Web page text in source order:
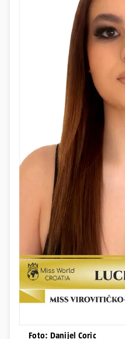
Foto: Danijel Coric